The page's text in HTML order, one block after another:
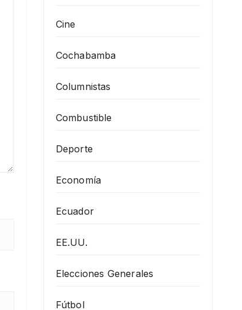
Cine
Cochabamba
Columnistas
Combustible
Deporte
Economía
Ecuador
EE.UU.
Elecciones Generales
Fútbol